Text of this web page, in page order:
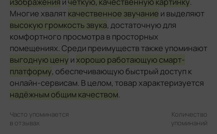
Многие хваляткачественное звучание и выделяют
высокую громкость звука, достаточную для
комфортного просмотра в просторных
помещениях. Среди преимуществ также упоминают
выгодную цену ихорошо работающую смарт-
платформу, обеспечивающую быстрый доступ к
онлайн-сервисам. В целом, товар характеризуется
надёжным общим качеством.
Часто упоминается
в отзывах
Количество
упоминаний